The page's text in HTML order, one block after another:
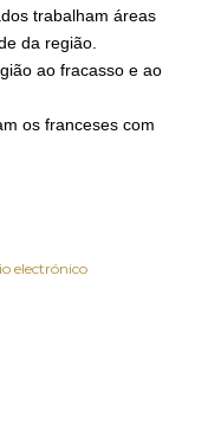
trabalham áreas
da região.
ao fracasso e ao
os franceses com
electrónico